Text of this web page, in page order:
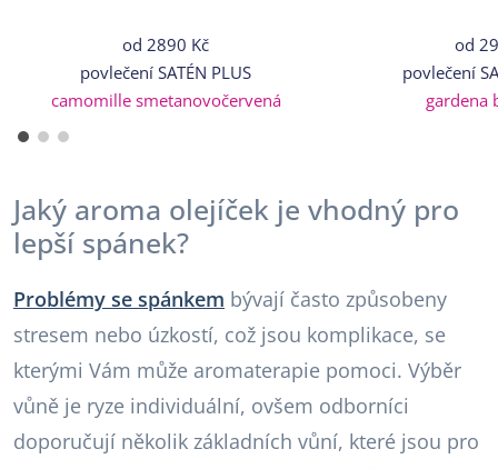
od2890 Kč
povlečení SATÉN PLUS
camomille smetanovočervená
od
povlečení
gardena
Jaký aroma olejíček je vhodný pro
lepší spánek?
Problémy se spánkem bývají často způsobeny
stresem nebo úzkostí, což jsou komplikace, se
kterými Vám může aromaterapie pomoci. Výběr
vůně je ryze individuální, ovšem odborníci
doporučují několik základních vůní, které jsou pro